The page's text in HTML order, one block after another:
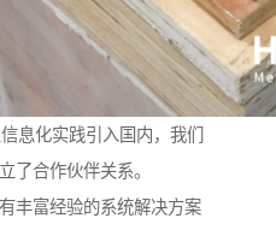
息化实践引入国内，我们
了合作伙伴关系。
丰富经验的系统解决方案